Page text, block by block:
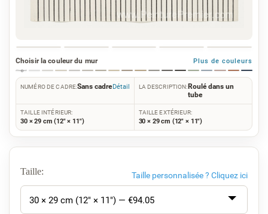
Choisir la couleur du mur Plus de couleurs
NUMÉRO DE CADRE:Sans cadreDétail LA DESCRIPTION: Roulé dans un
tube
TAILLE INTÉRIEUR:
30 × 29 cm (12" × 11")
TAILLE EXTÉRIEUR:
30 × 29 cm (12" × 11")
Taille: Taille personnalisée ? Cliquez ici
30 × 29 cm (12" × 11") — €94.05